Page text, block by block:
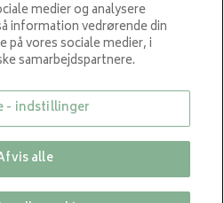
- a global organisation
contributes
and better utilization of
© Med enerett VARDE 2024
medier og analysere
information vedrørende din
på vores sociale medier, i
samarbejdspartnere.
- indstillinger
alle